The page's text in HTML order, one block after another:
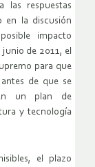
las respuestas
en la discusión
impacto
junio de 2011, el
para que
de que se
un plan de
y tecnología
el plazo